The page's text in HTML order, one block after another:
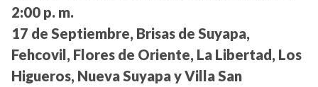
2:00 p. m.
17 de Septiembre, Brisas de Suyapa,
Fehcovil, Flores de Oriente, La Libertad, Los
Higueros, Nueva Suyapa y Villa San